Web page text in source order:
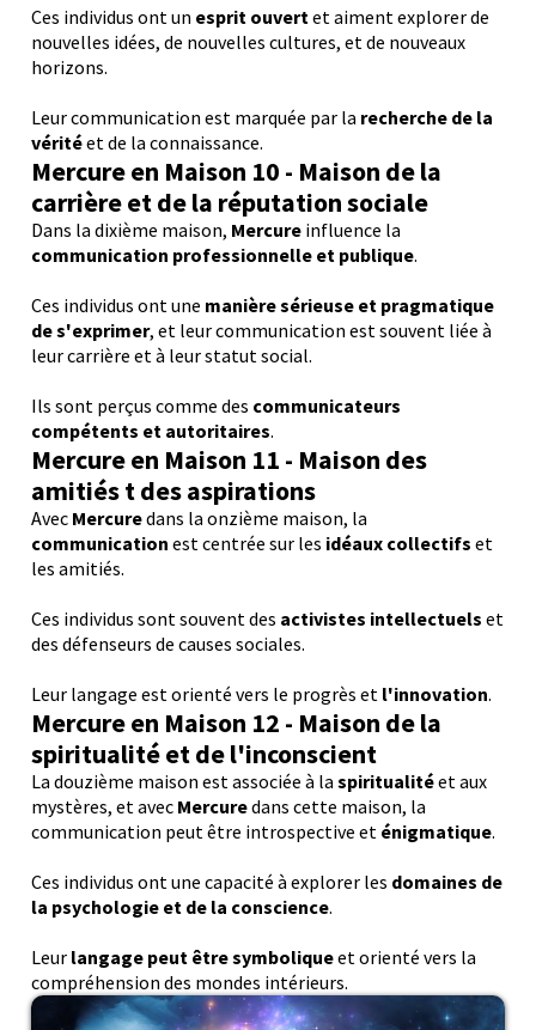
Ces individus ont un esprit ouvertet aiment explorer de
nouvelles idées, de nouvelles cultures, et de nouveaux
horizons.
Leur communication est marquée par la recherche de la
véritéet de la connaissance.
Mercureen Maison 10 - Maison de la
carrière et de la réputation sociale
Dans la dixième maison, Mercure influence la
communication professionnelle et publique.
Ces individus ont une manière sérieuse et pragmatique
de s'exprimer, et leur communication est souvent liée à
leur carrière et à leur statut social.
Ils sont perçus comme des communicateurs
compétents et autoritaires.
Mercureen Maison 11 - Maison des
amitiés t des aspirations
Avec Mercuredans la onzième maison, la
communication est centrée sur les idéaux collectifs et
les amitiés.
Ces individus sont souvent des activistes intellectuels et
des défenseurs de causes sociales.
Leur langage est orienté vers le progrès et l'innovation.
Mercureen Maison 12 - Maison de la
spiritualité et de l'inconscient
La douzième maison est associée à la spiritualitéet aux
mystères, et avec Mercuredans cette maison, la
communication peut être introspective et énigmatique.
Ces individus ont une capacité à explorer les domaines de
la psychologie et de la conscience.
Leur langage peut être symboliqueet orienté vers la
compréhension des mondes intérieurs.